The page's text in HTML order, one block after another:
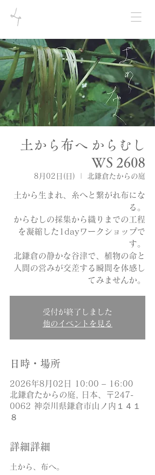
土から布へ からむし
WS 2608
8月02日(日) 北鎌倉たからの庭
土から生まれ、糸へと繋がれ布にな
る。
からむしの採集から織りまでの工程
を凝縮した1dayワークショップで
す。
北鎌倉の静かな谷津で、植物の命と
人間の営みが交差する瞬間を体感し
てみませんか。
受付が終了しました
他のイベントを見る
日時・場所
2026年8月02日 10:00 – 16:00
北鎌倉たからの庭, 日本、〒247-
0062 神奈川県鎌倉市山ノ内１４１
８
詳細詳細
土から、布へ。